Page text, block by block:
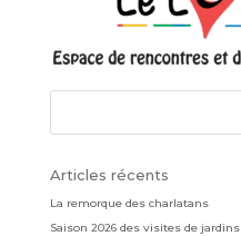
Articles récents
La remorque des charlatans
Saison 2026 des visites de jardins